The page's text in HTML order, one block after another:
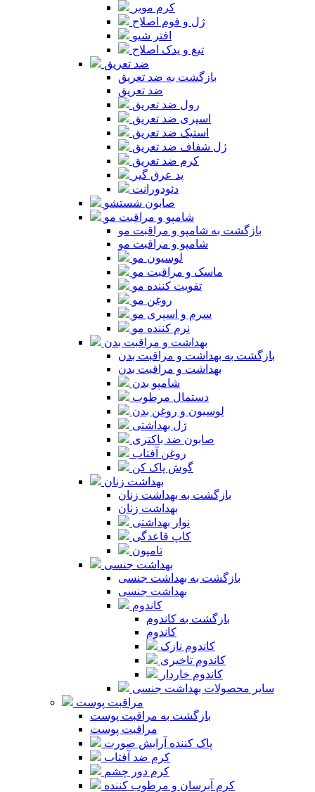
کرم موبر
ژل و فوم اصلاح
افتر شیو
تیغ و یدک اصلاح
ضد تعریق
بازگشت به ضد تعریق
ضد تعریق
رول ضد تعریق
اسپری ضد تعریق
استیک ضد تعریق
ژل شفاف ضد تعریق
کرم ضد تعریق
پد عرق گیر
دئودورانت
صابون شستشو
شامپو و مراقبت مو
بازگشت به شامپو و مراقبت مو
شامپو و مراقبت مو
لوسیون مو
ماسک و مراقبت مو
تقویت کننده مو
روغن مو
سرم و اسپری مو
نرم کننده مو
بهداشت و مراقبت بدن
بازگشت به بهداشت و مراقبت بدن
بهداشت و مراقبت بدن
شامپو بدن
دستمال مرطوب
لوسیون و روغن بدن
ژل بهداشتی
صابون ضد باکتری
روغن آفتاب
گوش پاک کن
بهداشت زنان
بازگشت به بهداشت زنان
بهداشت زنان
نوار بهداشتی
کاپ قاعدگی
تامپون
بهداشت جنسی
بازگشت به بهداشت جنسی
بهداشت جنسی
کاندوم
بازگشت به کاندوم
کاندوم
کاندوم نازک
کاندوم تاخیری
کاندوم خاردار
سایر محصولات بهداشت جنسی
مراقبت پوست
بازگشت به مراقبت پوست
مراقبت پوست
پاک کننده آرایش صورت
کرم ضد آفتاب
کرم دور چشم
کرم آبرسان و مرطوب کننده